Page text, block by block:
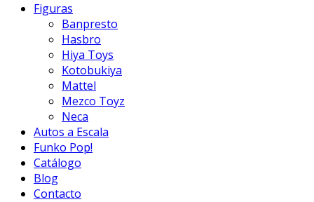
Figuras
Banpresto
Hasbro
Hiya Toys
Kotobukiya
Mattel
Mezco Toyz
Neca
Autos a Escala
Funko Pop!
Catálogo
Blog
Contacto